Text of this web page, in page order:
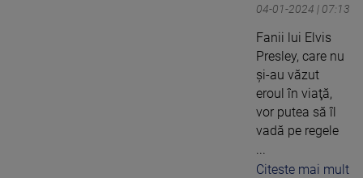
04-01-2024 | 07:13
Fanii lui Elvis
Presley, care nu
şi-au văzut
eroul în viaţă,
vor putea să îl
vadă pe regele
...
Citeste mai mult